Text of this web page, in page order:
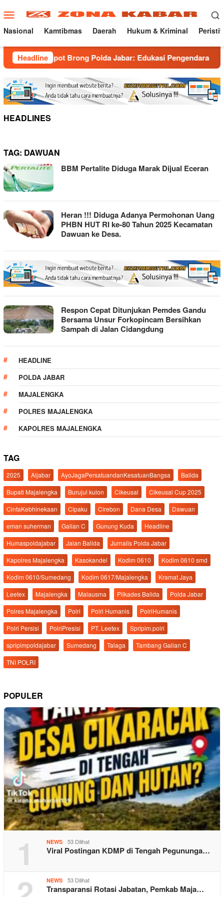
ke
konten
Menu
Mobile
Nasional Kamtibmas Daerah Hukum & Kriminal
Headline
Knalpot Brong Polda Jabar: Edukasi Pengendara Hingga
HEADLINES
TAG: DAWUAN
BBM Pertalite Diduga Marak Dijual Eceran
Heran !!! Diduga Adanya Permohonan Uang
PHBN HUT RI ke-80 Tahun 2025 Kecamatan
Dawuan ke Desa.
Respon Cepat Ditunjukan Pemdes Gandu
Bersama Unsur Forkopincam Bersihkan
Sampah di Jalan Cidangdung
HEADLINE
POLDA JABAR
MAJALENGKA
POLRES MAJALENGKA
KAPOLRES MAJALENGKA
TAG
2025 Aljabar AyoJagaPersatuandanKesatuanBangsa
Balida
Bupati Majalengka
Burujul kulon Cikeusal
Cikeusal Cup 2025
CintaKebhinekaan
Cipaku Cirebon Dana Desa
Dawuan
eman suherman
Galian C Gunung Kuda
Headline
Humaspoldajabar
Jalan Balida
Jurnalis Polda Jabar
Kapolres Majalengka
Kasokandel Kodim 0610
Kodim 0610 smd
Kodim 0610/Sumedang
Kodim 0617/Majalengka
Kramat Jaya
Leetex
Majalengka Malausma Pilkades Balida
Polda Jabar
Polres Majalengka
Polri Polri Humanis
PolriHumanis
Polri Persisi
PolriPresisi PT. Leetex
Spripim.polri
spripimpoldajabar
Sumedang Talaga
Tambang Galian C
TNI POLRI
POPULER
1 NEWS 53 Dilihat
Viral Postingan KDMP di Tengah Pegununga…
NEWS 53 Dilihat
Transparansi Rotasi Jabatan, Pemkab Maja…